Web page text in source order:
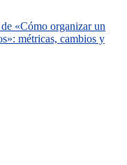
«Cómo organizar un
métricas, cambios y